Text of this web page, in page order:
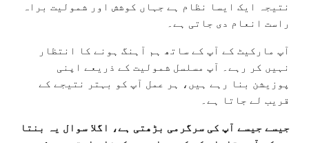
نتیجہ ایک ایسا نظام ہے جہاں کوشش اور شمولیت براہ
راست انعام دی جاتی ہے۔
آپ مارکیٹ کے آپ کے ساتھ ہم آہنگ ہونے کا انتظار
نہیں کر رہے۔ آپ مسلسل شمولیت کے ذریعے اپنی
پوزیشن بنا رہے ہیں، ہر عمل آپ کو بہتر نتیجے کے
قریب لے جاتا ہے۔
جیسے جیسے آپ کی سرگرمی بڑھتی ہے، اگلا سوال یہ بنتا